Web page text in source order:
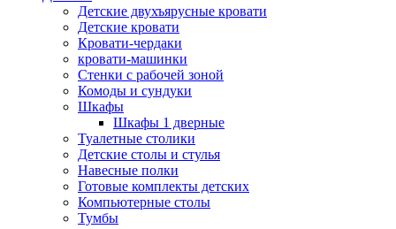
Детские двухъярусные кровати
Детские кровати
Кровати-чердаки
кровати-машинки
Стенки с рабочей зоной
Комоды и сундуки
Шкафы
Шкафы 1 дверные
Туалетные столики
Детские столы и стулья
Навесные полки
Готовые комплекты детских
Компьютерные столы
Тумбы